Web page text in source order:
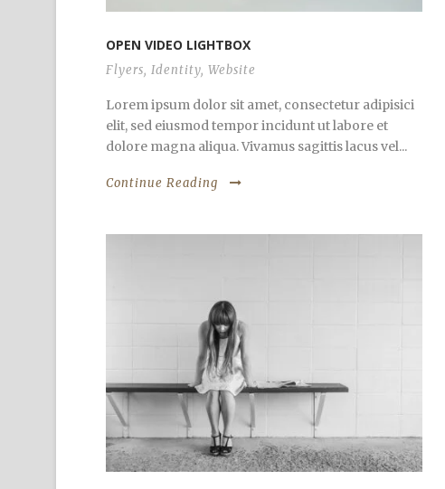
OPEN VIDEO LIGHTBOX
Flyers, Identity, Website
Lorem ipsum dolor sit amet, consectetur adipisici
elit, sed eiusmod tempor incidunt ut labore et
dolore magna aliqua. Vivamus sagittis lacus vel...
Continue Reading